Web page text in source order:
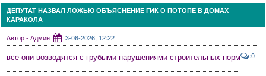
ДЕПУТАТ НАЗВАЛ ЛОЖЬЮ ОБЪЯСНЕНИЕ ГИК О ПОТОПЕ В ДОМАХ
КАРАКОЛА
Автор - Админ 3-06-2026, 12:22
все они возводятся с грубыми нарушениями строительных норм :0